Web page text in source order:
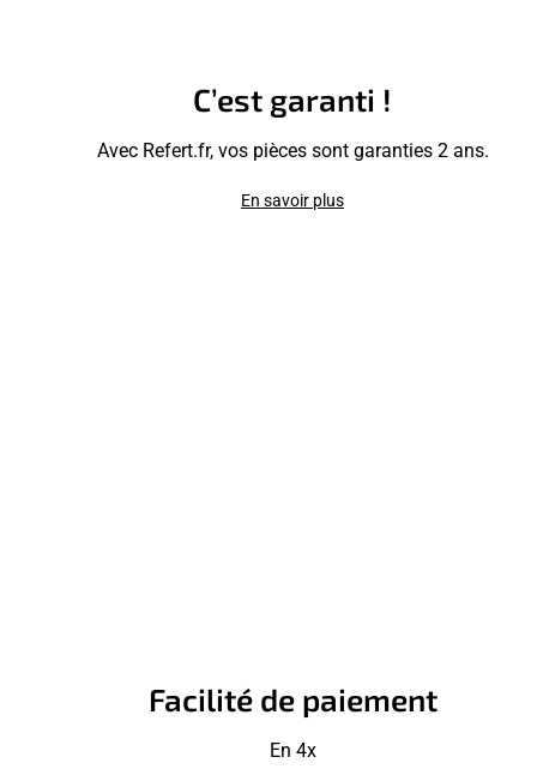
C’est garanti !
Avec Refert.fr, vos pièces sont garanties 2 ans.
En savoir plus
Facilité de paiement
En 4x